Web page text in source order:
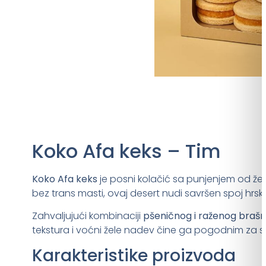
Koko Afa keks – Tim
Koko Afa keks je posni kolačić sa punjenjem od
bez trans masti, ovaj desert nudi savršen spoj
Zahvaljujući kombinaciji pšeničnog i raženog brašna
tekstura i voćni žele nadev čine ga pogodnim za
Karakteristike proizvoda